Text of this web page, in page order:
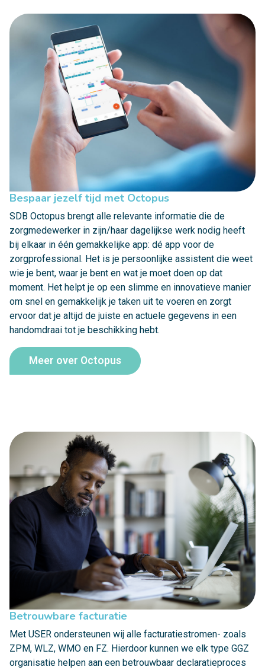
Bespaar jezelf tijd met Octopus
SDB Octopus brengt alle relevante informatie die de
zorgmedewerker in zijn/haar dagelijkse werk nodig heeft
bij elkaar in één gemakkelijke app: dé app voor de
zorgprofessional. Het is je persoonlijke assistent die weet
wie je bent, waar je bent en wat je moet doen op dat
moment. Het helpt je op een slimme en innovatieve manier
om snel en gemakkelijk je taken uit te voeren en zorgt
ervoor dat je altijd de juiste en actuele gegevens in een
handomdraai tot je beschikking hebt.
Meer over Octopus
Betrouwbare facturatie
Met USER ondersteunen wij alle facturatiestromen- zoals
ZPM, WLZ, WMO en FZ. Hierdoor kunnen we elk type GGZ
organisatie helpen aan een betrouwbaar declaratieproces